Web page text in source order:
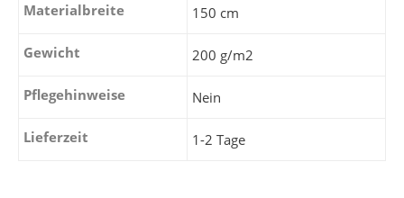
Materialbreite 150 cm
Gewicht 200 g/m2
Pflegehinweise Nein
Lieferzeit 1-2 Tage